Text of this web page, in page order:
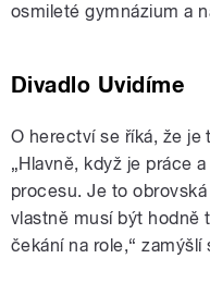
osmileté gymnázium a
Divadlo Uvidíme
O herectví se říká, že je
„Hlavně, když je práce
procesu. Je to
vlastně musí být hodně
čekání na role,“ zamýšlí